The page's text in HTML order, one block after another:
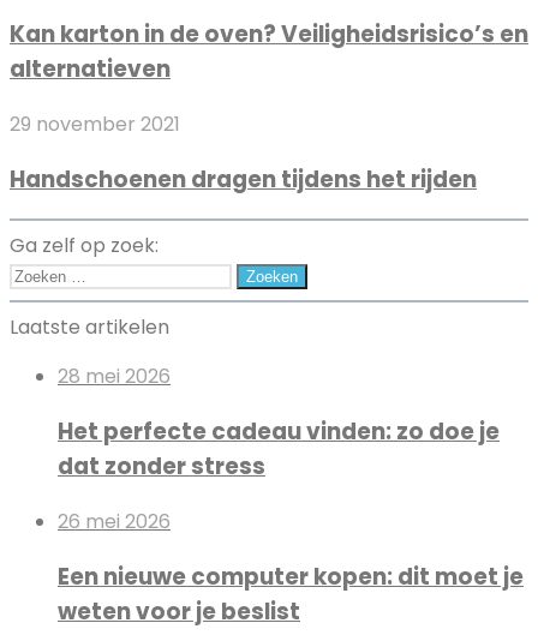
te
gebruiken
je
crypto
investeringen?
in
de
Veiligheidsrisico’s
alternatieven
Kan karton in de oven? Veiligheidsrisico’s en
alternatieven
Handschoenen
tijdens
het
rijden
29 november 2021
Handschoenen dragen tijdens het rijden
Ga zelf op zoek:
Zoeken
naar:
Laatste artikelen
28 mei 2026
Het perfecte cadeau vinden: zo doe je
dat zonder stress
26 mei 2026
Een nieuwe computer kopen: dit moet je
weten voor je beslist